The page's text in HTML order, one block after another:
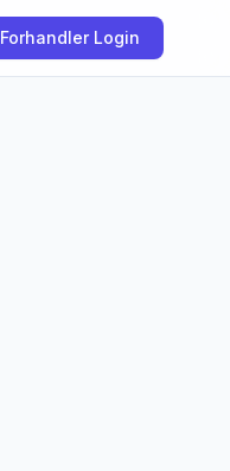
Forhandler Login